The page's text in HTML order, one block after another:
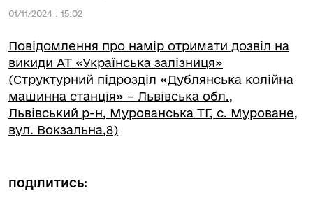
01/11/2024 : 15:02
Повідомлення про намір отримати дозвіл на
викиди АТ «Українська залізниця»
(Структурний підрозділ «Дублянська колійна
машинна станція» – Львівська обл.,
Львівський р-н, Мурованська ТГ, с. Муроване,
вул. Вокзальна,8)
ПОДІЛИТИСЬ: